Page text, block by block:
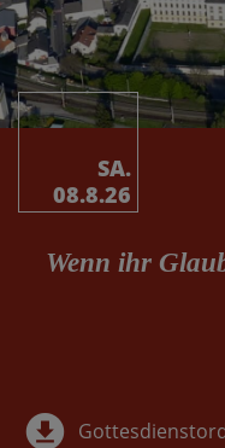
SA.
08.8.26
Wenn ihr